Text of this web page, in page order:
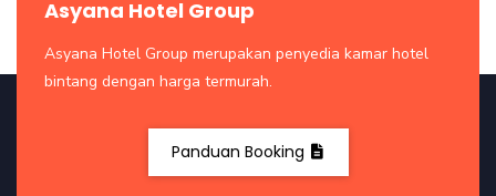
Asyana Hotel Group
Asyana Hotel Group merupakan penyedia kamar hotel
bintang dengan harga termurah.
Panduan Booking